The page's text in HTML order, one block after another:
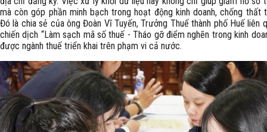
mà còn góp phần minh bạch trong hoạt động kinh doanh, chống thất
Đó là chia sẻ của ông Đoàn Vĩ Tuyến, Trưởng Thuế thành phố Huế liên
chiến dịch “Làm sạch mã số thuế - Tháo gỡ điểm nghẽn trong kinh
được ngành thuế triển khai trên phạm vi cả nước.